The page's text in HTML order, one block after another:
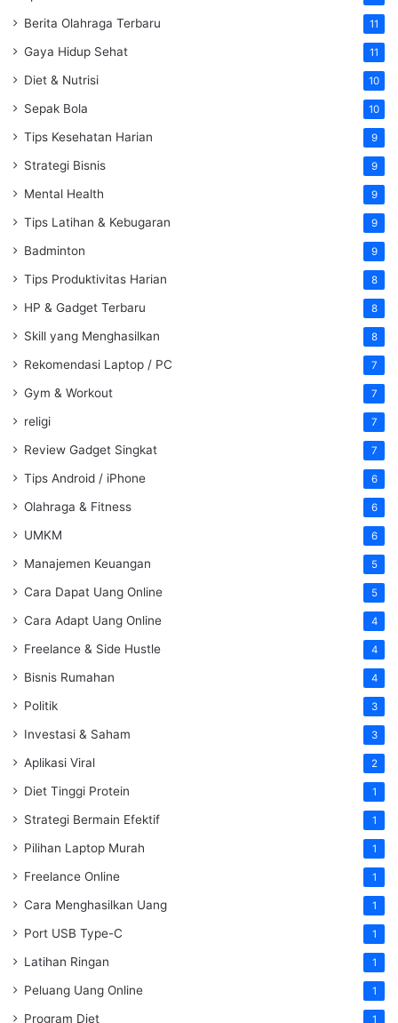
Berita Olahraga Terbaru 11
Gaya Hidup Sehat 11
Diet & Nutrisi 10
Sepak Bola 10
Tips Kesehatan Harian 9
Strategi Bisnis 9
Mental Health 9
Tips Latihan & Kebugaran 9
Badminton 9
Tips Produktivitas Harian 8
HP & Gadget Terbaru 8
Skill yang Menghasilkan 8
Rekomendasi Laptop / PC 7
Gym & Workout 7
religi 7
Review Gadget Singkat 7
Tips Android / iPhone 6
Olahraga & Fitness 6
UMKM 6
Manajemen Keuangan 5
Cara Dapat Uang Online 5
Cara Adapt Uang Online 4
Freelance & Side Hustle 4
Bisnis Rumahan 4
Politik 3
Investasi & Saham 3
Aplikasi Viral 2
Diet Tinggi Protein 1
Strategi Bermain Efektif 1
Pilihan Laptop Murah 1
Freelance Online 1
Cara Menghasilkan Uang 1
Port USB Type-C 1
Latihan Ringan 1
Peluang Uang Online 1
Program Diet 1